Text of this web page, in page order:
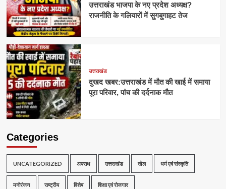
उत्तराखंड भाजपा के नए प्रदेश अध्यक्ष?
राजनीति के गलियारों में सुगबुगाहट तेज
उत्तराखंड
दुखद खबर:उत्तराखंड में मौत की खाई में समाया
पूरा परिवार, पांच की दर्दनाक मौत
Categories
UNCATEGORIZED अपराध उत्तराखंड खेल धर्म एवं संस्कृति
मनोरंजन राष्ट्रीय विशेष शिक्षा एवं रोजगार